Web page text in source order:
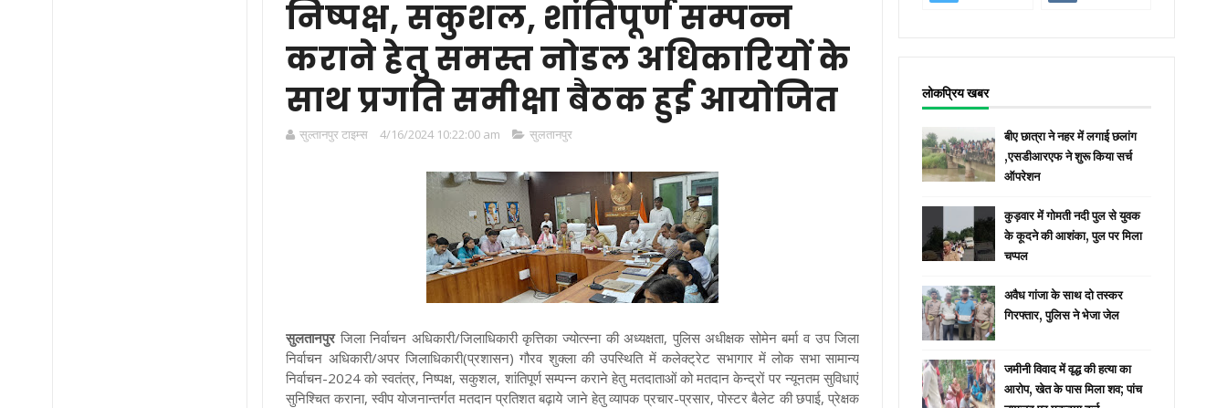
निष्पक्ष, सकुशल, शांतिपूर्ण सम्पन्न
कराने हेतु समस्त नोडल अधिकारियों के
साथ प्रगति समीक्षा बैठक हुई आयोजित
सुल्तानपुर टाइम्स 4/16/2024 10:22:00 am सुलतानपुर
सुलतानपुरजिला निर्वाचन अधिकारी/जिलाधिकारी कृत्तिका ज्योत्स्ना की अध्यक्षता, पुलिस अधीक्षक सोमेन बर्मा व उप जिला
निर्वाचन अधिकारी/अपर जिलाधिकारी(प्रशासन) गौरव शुक्ला की उपस्थिति में कलेक्ट्रेट सभागार में लोक सभा सामान्य
निर्वाचन-2024 को स्वतंत्र, निष्पक्ष, सकुशल, शांतिपूर्ण सम्पन्न कराने हेतु मतदाताओं को मतदान केन्द्रों पर न्यूनतम सुविधाएं
सुनिश्चित कराना, स्वीप योजनान्तर्गत मतदान प्रतिशत बढ़ाये जाने हेतु व्यापक प्रचार-प्रसार, पोस्टर बैलेट की छपाई, प्रेक्षक
लोकप्रिय खबर
बीए छात्रा ने नहर में लगाई छलांग
,एसडीआरएफ ने शुरू किया सर्च
ऑपरेशन
कुड़वार में गोमती नदी पुल से युवक
के कूदने की आशंका, पुल पर मिला
चप्पल
अवैध गांजा के साथ दो तस्कर
गिरफ्तार, पुलिस ने भेजा जेल
जमीनी विवाद में वृद्ध की हत्या का
आरोप, खेत के पास मिला शव; पांच